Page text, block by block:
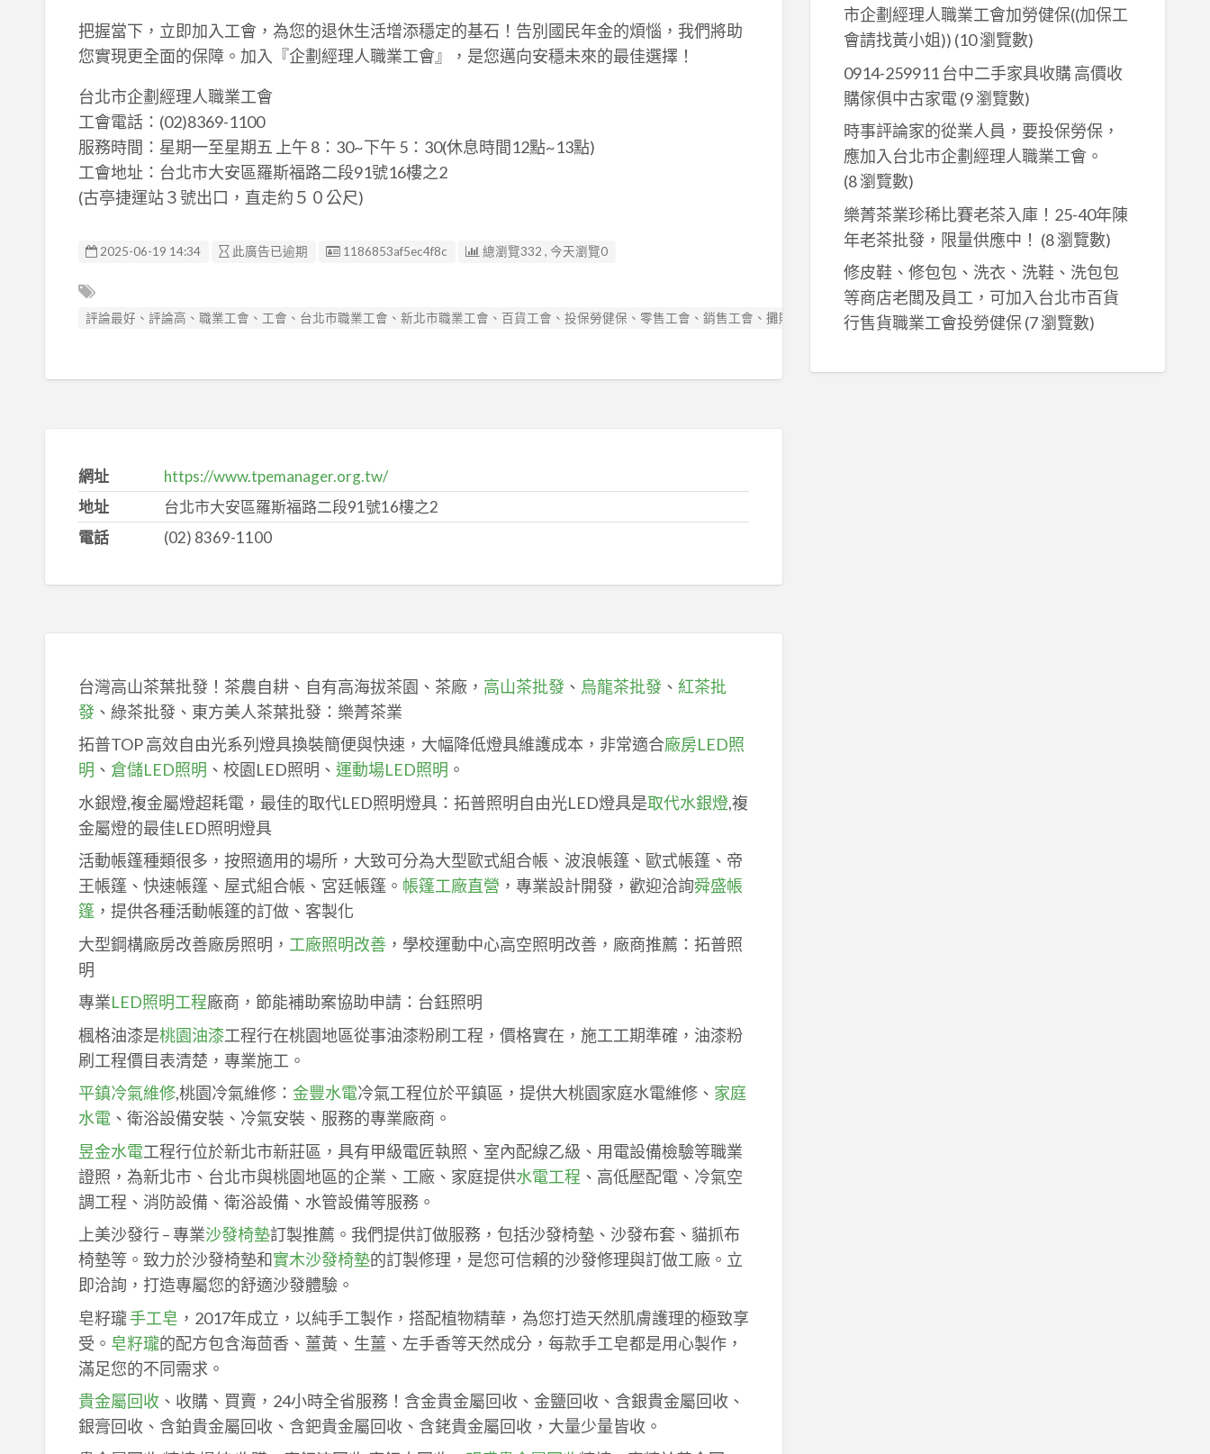
把握當下，立即加入工會，為您的退休生活增添穩定的基石！告別國民年金的煩惱，我們將助
您實現更全面的保障。加入『企劃經理人職業工會』，是您邁向安穩未來的最佳選擇！
台北市企劃經理人職業工會
工會電話：(02)8369-1100
服務時間：星期一至星期五 上午 8：30~下午 5：30(休息時間12點~13點)
工會地址：台北市大安區羅斯福路二段91號16樓之2
(古亭捷運站３號出口，直走約５０公尺)
2025-06-19 14:34 此廣告已逾期 廣告编號
1186853af5ec4f8c 總瀏覽332 , 今天瀏覽0
評論最好、評論高、職業工會、工會、台北市職業工會、新北市職業工會、百貨工會、投保勞健保、零售工會、銷售工會、攤販工會、網拍工會、勞保中斷、工會加保、勞健保加保、勞保年金、退休金
網址
https://www.tpemanager.org.tw/
地址
台北市大安區羅斯福路二段91號16樓之2
電話
(02) 8369-1100
台灣高山茶葉批發！茶農自耕、自有高海拔茶園、茶廠， 高山茶批發、 烏龍茶批發、 紅茶批
發、綠茶批發、東方美人茶葉批發：樂菁茶業
拓普TOP 高效自由光系列燈具換裝簡便與快速，大幅降低燈具維護成本，非常適合廠房LED照
明 、 倉儲LED照明 、校園LED照明、 運動場LED照明 。
水銀燈,複金屬燈超耗電，最佳的取代LED照明燈具：拓普照明自由光LED燈具是取代水銀燈,複
金屬燈的最佳LED照明燈具
活動帳篷種類很多，按照適用的場所，大致可分為大型歐式組合帳、波浪帳篷、歐式帳篷、帝
王帳篷、快速帳篷、屋式組合帳、宮廷帳篷。 帳篷工廠直營 ，專業設計開發，歡迎洽詢舜盛帳
篷，提供各種活動帳篷的訂做、客製化
大型鋼構廠房改善廠房照明， 工廠照明改善，學校運動中心高空照明改善，廠商推薦：拓普照
明
專業LED照明工程廠商，節能補助案協助申請：台鈺照明
楓格油漆是桃園油漆工程行在桃園地區從事油漆粉刷工程，價格實在，施工工期準確，油漆粉
刷工程價目表清楚，專業施工。
平鎮冷氣維修,桃園冷氣維修： 金豐水電冷氣工程位於平鎮區，提供大桃園家庭水電維修、 家庭
水電、衛浴設備安裝、冷氣安裝、服務的專業廠商。
昱金水電工程行位於新北市新莊區，具有甲級電匠執照、室內配線乙級、用電設備檢驗等職業
證照，為新北市、台北市與桃園地區的企業、工廠、家庭提供水電工程 、高低壓配電、冷氣空
調工程、消防設備、衛浴設備、水管設備等服務。
上美沙發行 – 專業沙發椅墊訂製推薦。我們提供訂做服務，包括沙發椅墊、沙發布套、貓抓布
椅墊等。致力於沙發椅墊和實木沙發椅墊的訂製修理，是您可信賴的沙發修理與訂做工廠。立
即洽詢，打造專屬您的舒適沙發體驗。
皂籽瓏手工皂 ，2017年成立，以純手工製作，搭配植物精華，為您打造天然肌膚護理的極致享
受。 皂籽瓏的配方包含海茴香、薑黃、生薑、左手香等天然成分，每款手工皂都是用心製作，
滿足您的不同需求。
貴金屬回收、收購、買賣，24小時全省服務！含金貴金屬回收、金鹽回收、含銀貴金屬回收、
銀膏回收、含鉑貴金屬回收、含鈀貴金屬回收、含銠貴金屬回收，大量少量皆收。
市企劃經理人職業工會加勞健保((加保工
會請找黃小姐)) (10 瀏覽數)
0914-259911 台中二手家具收購 高價收
購傢俱中古家電(9 瀏覽數)
時事評論家的從業人員，要投保勞保，
應加入台北市企劃經理人職業工會。
(8 瀏覽數)
樂菁茶業珍稀比賽老茶入庫！25-40年陳
年老茶批發，限量供應中！ (8 瀏覽數)
修皮鞋、修包包、洗衣、洗鞋、洗包包
等商店老闆及員工，可加入台北巿百貨
行售貨職業工會投勞健保(7 瀏覽數)